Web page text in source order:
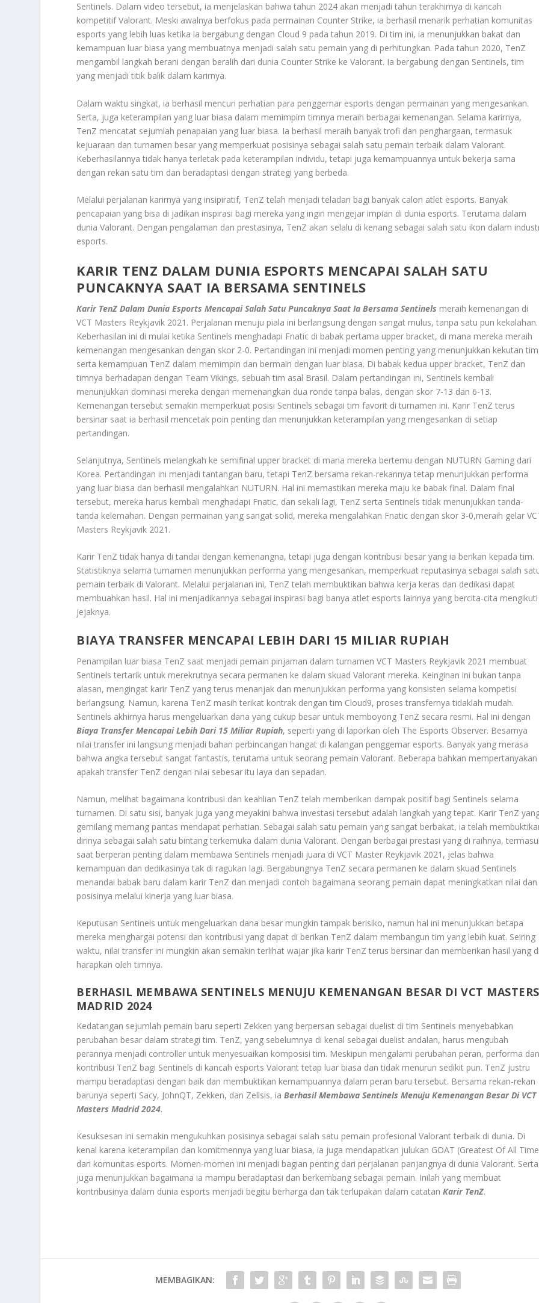
Sentinels. Dalam video tersebut, ia menjelaskan bahwa tahun 2024 akan menjadi tahun terakhirnya di kancah
kompetitif Valorant. Meski awalnya berfokus pada permainan Counter Strike, ia berhasil menarik perhatian komunitas
esports yang lebih luas ketika ia bergabung dengan Cloud 9 pada tahun 2019. Di tim ini, ia menunjukkan bakat dan
kemampuan luar biasa yang membuatnya menjadi salah satu pemain yang di perhitungkan. Pada tahun 2020, TenZ
mengambil langkah berani dengan beralih dari dunia Counter Strike ke Valorant. Ia bergabung dengan Sentinels, tim
yang menjadi titik balik dalam karirnya.
Dalam waktu singkat, ia berhasil mencuri perhatian para penggemar esports dengan permainan yang mengesankan.
Serta, juga keterampilan yang luar biasa dalam memimpim timnya meraih berbagai kemenangan. Selama karirnya,
TenZ mencatat sejumlah penapaian yang luar biasa. Ia berhasil meraih banyak trofi dan penghargaan, termasuk
kejuaraan dan turnamen besar yang memperkuat posisinya sebagai salah satu pemain terbaik dalam Valorant.
Keberhasilannya tidak hanya terletak pada keterampilan individu, tetapi juga kemampuannya untuk bekerja sama
dengan rekan satu tim dan beradaptasi dengan strategi yang berbeda.
Melalui perjalanan karirnya yang insipiratif, TenZ telah menjadi teladan bagi banyak calon atlet esports. Banyak
pencapaian yang bisa di jadikan inspirasi bagi mereka yang ingin mengejar impian di dunia esports. Terutama dalam
dunia Valorant. Dengan pengalaman dan prestasinya, TenZ akan selalu di kenang sebagai salah satu ikon dalam
esports.
KARIR TENZ DALAM DUNIA ESPORTS MENCAPAI SALAH SATU
PUNCAKNYA SAAT IA BERSAMA SENTINELS
Karir TenZ Dalam Dunia Esports Mencapai Salah Satu Puncaknya Saat Ia Bersama Sentinels meraih kemenangan di
VCT Masters Reykjavik 2021. Perjalanan menuju piala ini berlangsung dengan sangat mulus, tanpa satu pun kekalahan.
Keberhasilan ini di mulai ketika Sentinels menghadapi Fnatic di babak pertama upper bracket, di mana mereka meraih
kemenangan mengesankan dengan skor 2-0. Pertandingan ini menjadi momen penting yang menunjukkan kekutan
serta kemampuan TenZ dalam memimpin dan bermain dengan luar biasa. Di babak kedua upper bracket, TenZ dan
timnya berhadapan dengan Team Vikings, sebuah tim asal Brasil. Dalam pertandingan ini, Sentinels kembali
menunjukkan dominasi mereka dengan memenangkan dua ronde tanpa balas, dengan skor 7-13 dan 6-13.
Kemenangan tersebut semakin memperkuat posisi Sentinels sebagai tim favorit di turnamen ini. Karir TenZ terus
bersinar saat ia berhasil mencetak poin penting dan menunjukkan keterampilan yang mengesankan di setiap
pertandingan.
Selanjutnya, Sentinels melangkah ke semifinal upper bracket di mana mereka bertemu dengan NUTURN Gaming dari
Korea. Pertandingan ini menjadi tantangan baru, tetapi TenZ bersama rekan-rekannya tetap menunjukkan performa
yang luar biasa dan berhasil mengalahkan NUTURN. Hal ini memastikan mereka maju ke babak final. Dalam final
tersebut, mereka harus kembali menghadapi Fnatic, dan sekali lagi, TenZ serta Sentinels tidak menunjukkan tanda-
tanda kelemahan. Dengan permainan yang sangat solid, mereka mengalahkan Fnatic dengan skor 3-0,meraih gelar
Masters Reykjavik 2021.
Karir TenZ tidak hanya di tandai dengan kemenangna, tetapi juga dengan kontribusi besar yang ia berikan kepada tim.
Statistiknya selama turnamen menunjukkan performa yang mengesankan, memperkuat reputasinya sebagai salah
pemain terbaik di Valorant. Melalui perjalanan ini, TenZ telah membuktikan bahwa kerja keras dan dedikasi dapat
membuahkan hasil. Hal ini menjadikannya sebagai inspirasi bagi banya atlet esports lainnya yang bercita-cita mengikuti
jejaknya.
BIAYA TRANSFER MENCAPAI LEBIH DARI 15 MILIAR RUPIAH
Penampilan luar biasa TenZ saat menjadi pemain pinjaman dalam turnamen VCT Masters Reykjavik 2021 membuat
Sentinels tertarik untuk merekrutnya secara permanen ke dalam skuad Valorant mereka. Keinginan ini bukan tanpa
alasan, mengingat karir TenZ yang terus menanjak dan menunjukkan performa yang konsisten selama kompetisi
berlangsung. Namun, karena TenZ masih terikat kontrak dengan tim Cloud9, proses transfernya tidaklah mudah.
Sentinels akhirnya harus mengeluarkan dana yang cukup besar untuk memboyong TenZ secara resmi. Hal ini dengan
Biaya Transfer Mencapai Lebih Dari 15 Miliar Rupiah, seperti yang di laporkan oleh The Esports Observer. Besarnya
nilai transfer ini langsung menjadi bahan perbincangan hangat di kalangan penggemar esports. Banyak yang merasa
bahwa angka tersebut sangat fantastis, terutama untuk seorang pemain Valorant. Beberapa bahkan mempertanyakan
apakah transfer TenZ dengan nilai sebesar itu laya dan sepadan.
Namun, melihat bagaimana kontribusi dan keahlian TenZ telah memberikan dampak positif bagi Sentinels selama
turnamen. Di satu sisi, banyak juga yang meyakini bahwa investasi tersebut adalah langkah yang tepat. Karir TenZ
gemilang memang pantas mendapat perhatian. Sebagai salah satu pemain yang sangat berbakat, ia telah
dirinya sebagai salah satu bintang terkemuka dalam dunia Valorant. Dengan berbagai prestasi yang di raihnya,
saat berperan penting dalam membawa Sentinels menjadi juara di VCT Master Reykjavik 2021, jelas bahwa
kemampuan dan dedikasinya tak di ragukan lagi. Bergabungnya TenZ secara permanen ke dalam skuad Sentinels
menandai babak baru dalam karir TenZ dan menjadi contoh bagaimana seorang pemain dapat meningkatkan nilai dan
posisinya melalui kinerja yang luar biasa.
Keputusan Sentinels untuk mengeluarkan dana besar mungkin tampak berisiko, namun hal ini menunjukkan betapa
mereka menghargai potensi dan kontribusi yang dapat di berikan TenZ dalam membangun tim yang lebih kuat. Seiring
waktu, nilai transfer ini mungkin akan semakin terlihat wajar jika karir TenZ terus bersinar dan memberikan hasil yang
harapkan oleh timnya.
BERHASIL MEMBAWA SENTINELS MENUJU KEMENANGAN BESAR DI VCT MASTERS
MADRID 2024
Kedatangan sejumlah pemain baru seperti Zekken yang berpersan sebagai duelist di tim Sentinels menyebabkan
perubahan besar dalam strategi tim. TenZ, yang sebelumnya di kenal sebagai duelist andalan, harus mengubah
perannya menjadi controller untuk menyesuaikan komposisi tim. Meskipun mengalami perubahan peran, performa
kontribusi TenZ bagi Sentinels di kancah esports Valorant tetap luar biasa dan tidak menurun sedikit pun. TenZ justru
mampu beradaptasi dengan baik dan membuktikan kemampuannya dalam peran baru tersebut. Bersama rekan-rekan
barunya seperti Sacy, JohnQT, Zekken, dan Zellsis, iaBerhasil Membawa Sentinels Menuju Kemenangan Besar Di VCT
Masters Madrid 2024.
Kesuksesan ini semakin mengukuhkan posisinya sebagai salah satu pemain profesional Valorant terbaik di dunia. Di
kenal karena keterampilan dan komitmennya yang luar biasa, ia juga mendapatkan julukan GOAT (Greatest Of All
dari komunitas esports. Momen-momen ini menjadi bagian penting dari perjalanan panjangnya di dunia Valorant.
juga menunjukkan bagaimana ia mampu beradaptasi dan berkembang sebagai pemain. Inilah yang membuat
kontribusinya dalam dunia esports menjadi begitu berharga dan tak terlupakan dalam catatanKarir TenZ.
MEMBAGIKAN: